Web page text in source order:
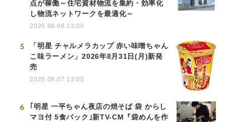
点が稼働～住宅資材物流を集約・効率化
し物流ネットワークを最適化～
2026.08.06 13:00
5
「明星 チャルメラカップ 赤い味噌ちゃん
こ味ラーメン」2026年8月31日(月)新発
売
2026.08.07 13:00
6
｢明星 一平ちゃん夜店の焼そば 袋 からし
マヨ付 5食パック｣新TV-CM『袋めんを作